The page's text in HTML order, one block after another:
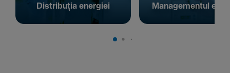
Distribuția energiei Managementul